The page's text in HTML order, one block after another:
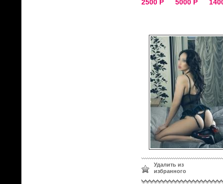
2500 Р 5000 Р
Удалить из
избранного